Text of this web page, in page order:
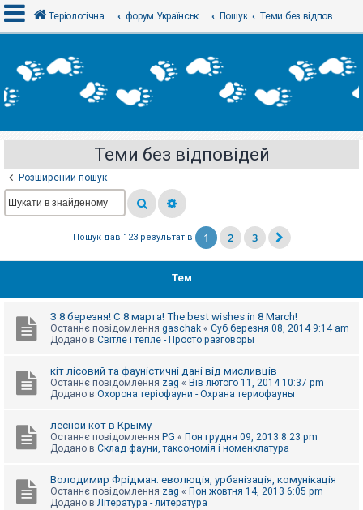
х
і
е
с
т
р
я
е
и
з
е
Теріологічна школа форум Українського теріологічного товариства Пошук Теми без відповідей
Теми без відповідей
Розширений пошук
Пошук дав 123 результатів 1 2 3
Тем
З 8 березня! С 8 марта! The best wishes in 8 March!
Останнє повідомлення gaschak « Суб березня 08, 2014 9:14 am
Додано в Світле і тепле - Просто разговоры
кіт лісовий та фауністичні дані від мисливців
Останнє повідомлення zag « Вів лютого 11, 2014 10:37 pm
Додано в Охорона теріофауни - Охрана териофауны
лесной кот в Крыму
Останнє повідомлення PG « Пон грудня 09, 2013 8:23 pm
Додано в Склад фауни, таксономія і номенклатура
Володимир Фрідман: еволюція, урбанізація, комунікація
Останнє повідомлення zag « Пон жовтня 14, 2013 6:05 pm
Додано в Література - литература